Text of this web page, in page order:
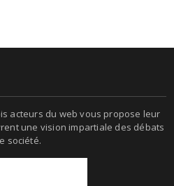
acteurs du web vous propose leur
une vision impartiale des débats
société.